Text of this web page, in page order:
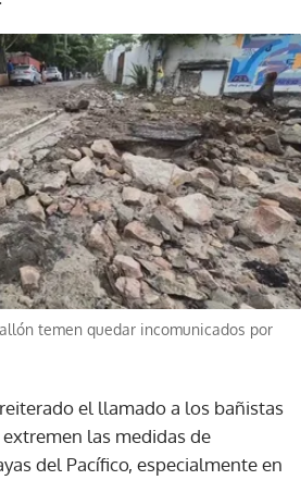
temen quedar incomunicados por
el llamado a los bañistas
las medidas de
del Pacífico, especialmente en